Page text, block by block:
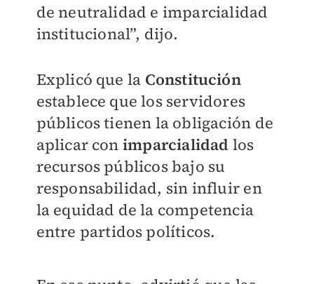
de neutralidad e imparcialidad
institucional”, dijo.
Explicó que la Constitución
establece que los servidores
públicos tienen la obligación de
aplicar con imparcialidad los
recursos públicos bajo su
responsabilidad, sin influir en
la equidad de la competencia
entre partidos políticos.